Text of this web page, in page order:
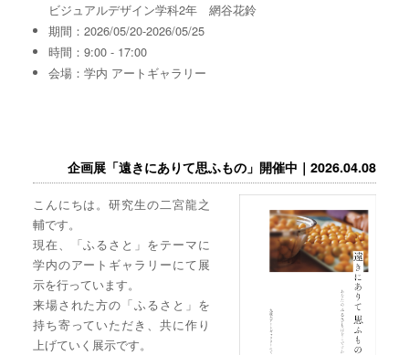
ビジュアルデザイン学科2年 網谷花鈴
期間：2026/05/20-2026/05/25
時間：9:00 - 17:00
会場：学内 アートギャラリー
企画展「遠きにありて思ふもの」開催中｜2026.04.08
こんにちは。研究生の二宮龍之
輔です。
現在、「ふるさと」をテーマに
学内のアートギャラリーにて展
示を行っています。
来場された方の「ふるさと」を
持ち寄っていただき、共に作り
上げていく展示です。